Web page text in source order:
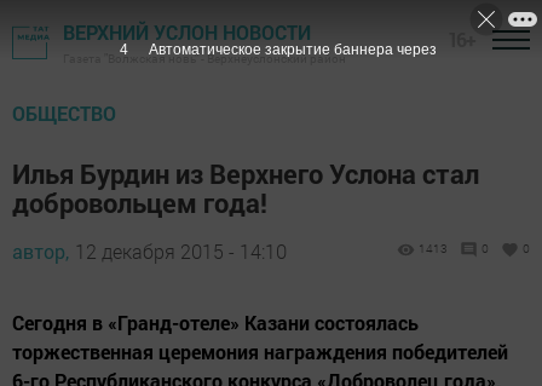
ВЕРХНИЙ УСЛОН НОВОСТИ
Газета "Волжская новь" - Верхнеуслонский район
ОБЩЕСТВО
Илья Бурдин из Верхнего Услона стал
добровольцем года!
автор, 12 декабря 2015 - 14:10 1413 0 0
Сегодня в «Гранд-отеле» Казани состоялась
торжественная церемония награждения победителей
6-го Республиканского конкурса «Доброволец года».
3 Автоматическое закрытие баннера через